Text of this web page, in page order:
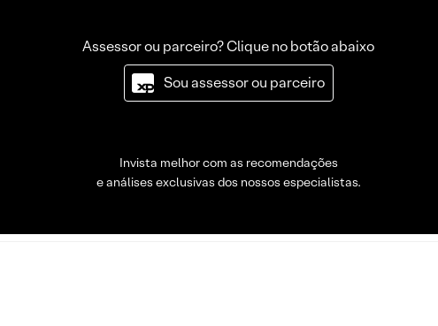
Assessor ou parceiro? Clique no botão abaixo
Sou assessor ou parceiro
Invista melhor com as recomendações
e análises exclusivas dos nossos especialistas.